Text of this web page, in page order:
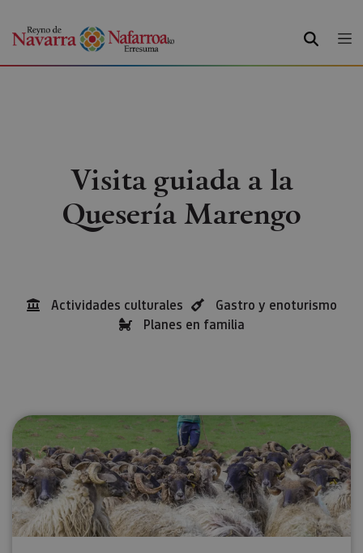
BUSCAR
Visita guiada a la
Quesería Marengo
Actividades culturales
Gastro y enoturismo
Planes en familia